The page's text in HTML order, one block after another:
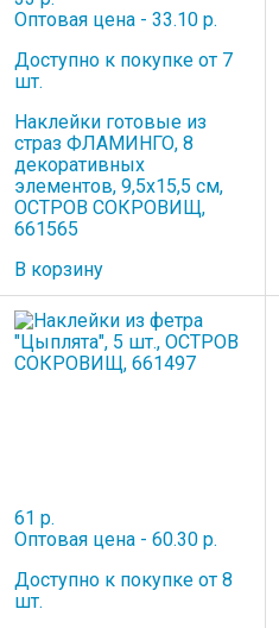
Оптовая цена - 33.10 р.
Доступно к покупке от 7
шт.
Наклейки готовые из
страз ФЛАМИНГО, 8
декоративных
элементов, 9,5х15,5 см,
ОСТРОВ СОКРОВИЩ,
661565
В корзину
61 р.
Оптовая цена - 60.30 р.
Доступно к покупке от 8
шт.